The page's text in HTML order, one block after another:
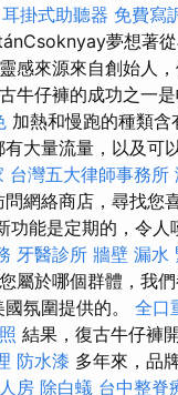
耳掛式助聽器 免費寫
夢想著
感來源來自創始人
牛仔褲的成功之一
加熱和慢跑的種類
大量流量，以及可
台灣五大律師事務所
網絡商店，尋找您
功能是定期的，令人
牙醫診所 牆壁 漏水
屬於哪個群體，我
氛圍提供的。 全口
結果，復古牛仔褲
防水漆 多年來，品
房 除白蟻 台中整脊